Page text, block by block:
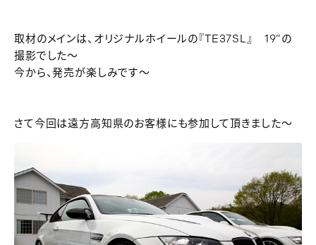
取材のメインは、オリジナルホイールの『TE37SL』 19”の
撮影でした～
今から、発売が楽しみです～
さて今回は遠方高知県のお客様にも参加して頂きました～